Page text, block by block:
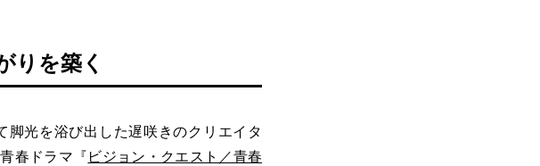
りを築く
光を浴び出した遅咲きのクリエイタ
春ドラマ『 ビジョン・クエスト／青春